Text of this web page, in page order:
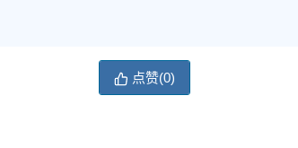
点赞(0)